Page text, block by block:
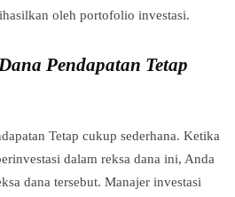
oleh portofolio investasi.
Pendapatan Tetap
Tetap cukup sederhana. Ketika
dalam reksa dana ini, Anda
dana tersebut. Manajer investasi